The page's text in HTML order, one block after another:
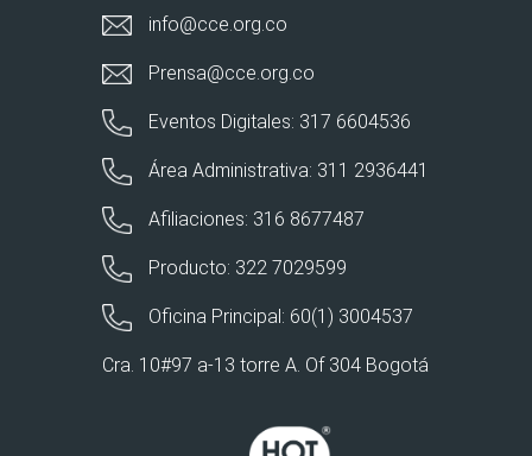
info@cce.org.co
Prensa@cce.org.co
Eventos Digitales: 317 6604536
Área Administrativa: 311 2936441
Afiliaciones: 316 8677487
Producto: 322 7029599
Oficina Principal: 60(1) 3004537
Cra. 10#97 a-13 torre A. Of 304 Bogotá